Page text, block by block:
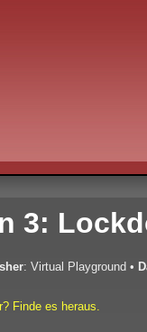
3:
: Virtual Playground •
Finde es heraus.